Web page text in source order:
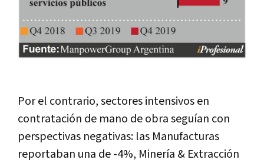
Por el contrario, sectores intensivos en
contratación de mano de obra seguían con
perspectivas negativas: las Manufacturas
reportaban una de -4%, Minería & Extracción